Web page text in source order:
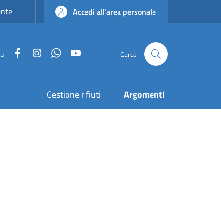
Accedi all'area personale
FacebookInstagramWhatsApp Cerca
Gestione rifiuti Argomenti